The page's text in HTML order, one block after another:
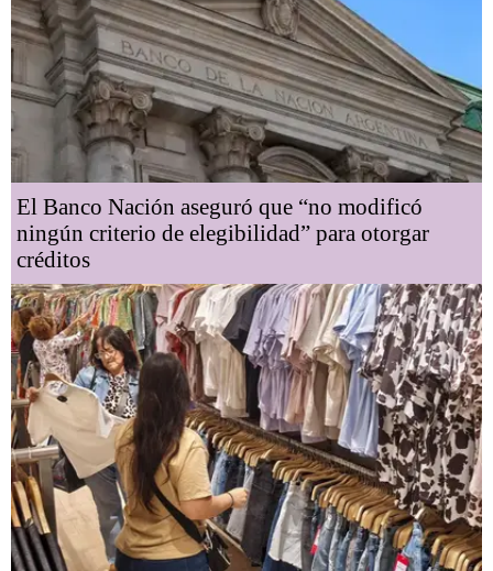
El Banco Nación aseguró que “no modificó
ningún criterio de elegibilidad” para otorgar
créditos